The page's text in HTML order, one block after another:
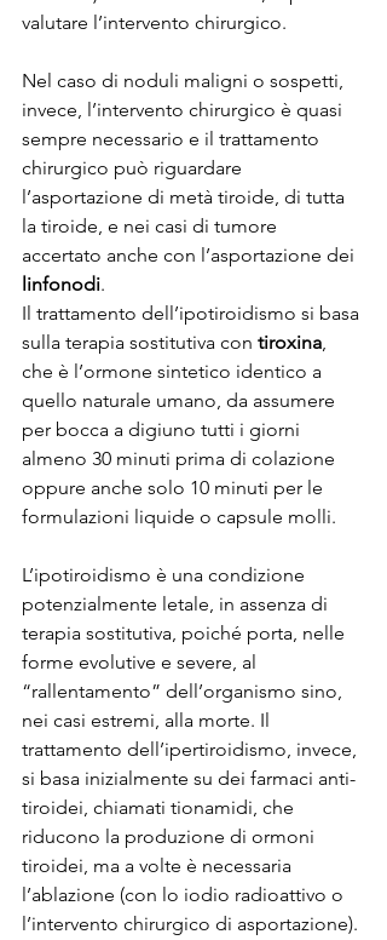
valutare l’intervento chirurgico.
Nel caso di noduli maligni o sospetti,
invece, l’intervento chirurgico è quasi
sempre necessario e il trattamento
chirurgico può riguardare
l’asportazione di metà tiroide, di tutta
la tiroide, e nei casi di tumore
accertato anche con l’asportazione dei
linfonodi.
Il trattamento dell’ipotiroidismo si basa
sulla terapia sostitutiva con tiroxina,
che è l’ormone sintetico identico a
quello naturale umano, da assumere
per bocca a digiuno tutti i giorni
almeno 30 minuti prima di colazione
oppure anche solo 10 minuti per le
formulazioni liquide o capsule molli.
L’ipotiroidismo è una condizione
potenzialmente letale, in assenza di
terapia sostitutiva, poiché porta, nelle
forme evolutive e severe, al
“rallentamento” dell’organismo sino,
nei casi estremi, alla morte. Il
trattamento dell’ipertiroidismo, invece,
si basa inizialmente su dei farmaci anti-
tiroidei, chiamati tionamidi, che
riducono la produzione di ormoni
tiroidei, ma a volte è necessaria
l’ablazione (con lo iodio radioattivo o
l’intervento chirurgico di asportazione).